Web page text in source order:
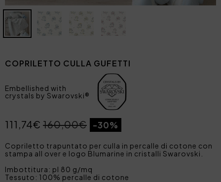
COPRILETTO CULLA GUFETTI
Embellished with
crystals by Swarovski®
111,74€ 160,00€ -30%
Copriletto trapuntato per culla in percalle di cotone con
stampa all over e logo Blumarine in cristalli Swarovski.
Imbottitura: pl 80 g/mq
Tessuto: 100% percalle di cotone